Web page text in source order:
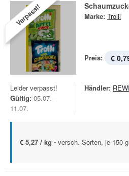
Verpasst! Marke: Trolli
Preis: €
Leider verpasst!
Gültig: 05.07. -
11.07.
Händler:
€ 5,27 / kg - versch. Sorten, je 150-